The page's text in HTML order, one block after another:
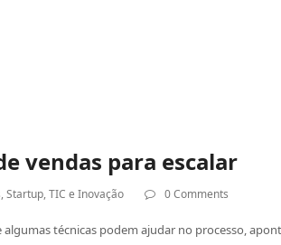
vendas para escalar
,Startup,TIC e Inovação 0 Comments
técnicas podem ajudar no processo,